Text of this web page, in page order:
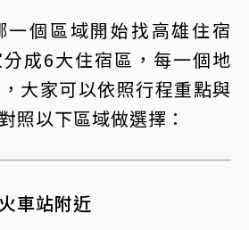
一個區域開始找高雄住宿
成6大住宿區，每一個地
大家可以依照行程重點與
照以下區域做選擇：
車站附近